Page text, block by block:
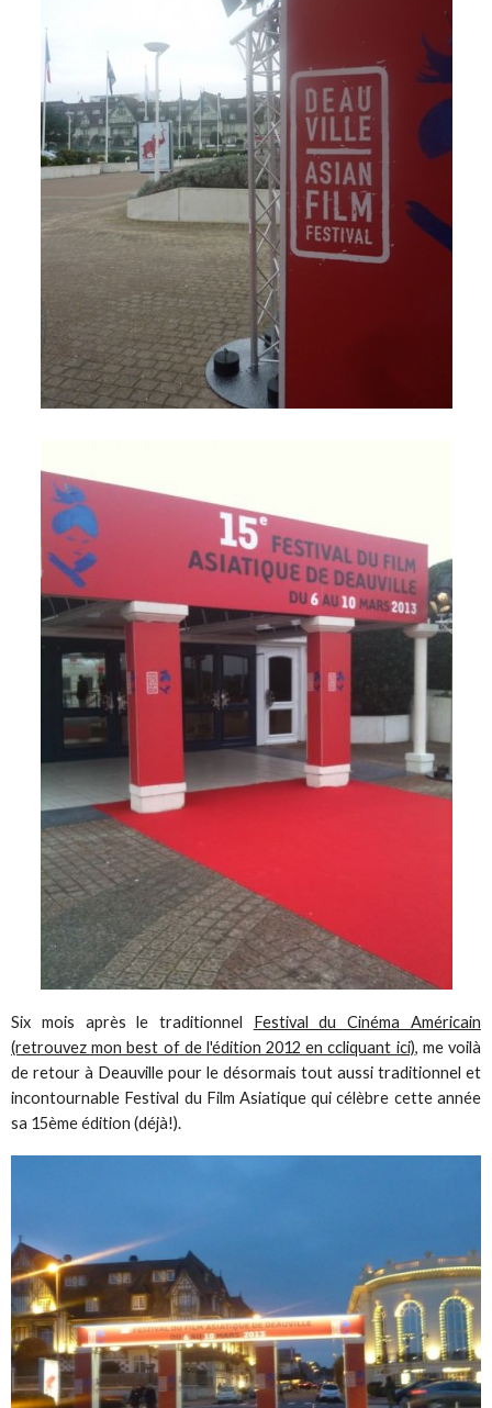
Six mois après le traditionnel Festival du Cinéma Américain
(retrouvez mon best of de l'édition 2012 en ccliquant ici), me voilà
de retour à Deauville pour le désormais tout aussi traditionnel et
incontournable Festival du Film Asiatique qui célèbre cette année
sa 15ème édition (déjà!).